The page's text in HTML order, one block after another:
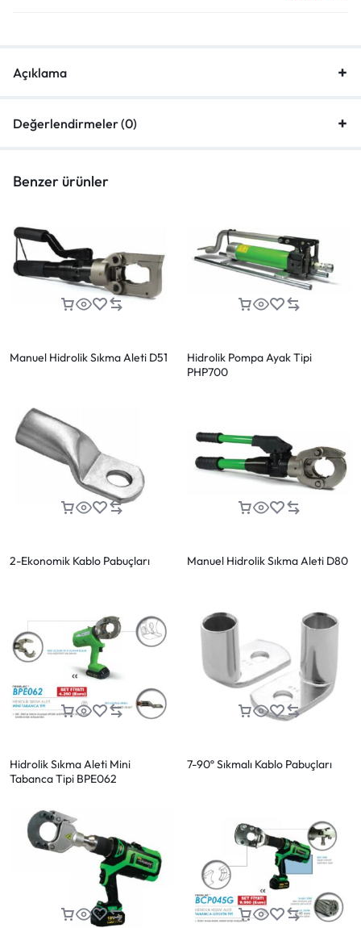
Açıklama
Değerlendirmeler (0)
Benzer ürünler
Manuel Hidrolik Sıkma Aleti D51
Hidrolik Pompa Ayak Tipi
PHP700
2-Ekonomik Kablo Pabuçları Manuel Hidrolik Sıkma Aleti D80
Hidrolik Sıkma Aleti Mini
Tabanca Tipi BPE062
7-90º Sıkmalı Kablo Pabuçları